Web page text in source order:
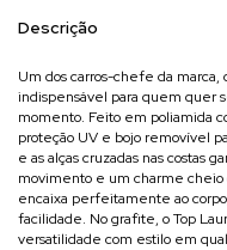
Descrição
Um dos carros-chefe da marca,
indispensável para quem quer
momento. Feito em poliamida
proteção UV e bojo removível
e as alças cruzadas nas costas
movimento e um charme
encaixa perfeitamente ao
facilidade. No grafite, o Top
versatilidade com estilo em